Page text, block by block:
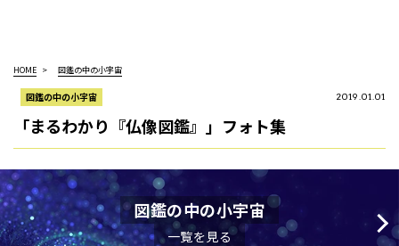
HOME 図鑑の中の小宇宙
図鑑の中の小宇宙 2019.01.01
「まるわかり『仏像図鑑』」フォト集
図鑑の中の小宇宙
一覧を見る